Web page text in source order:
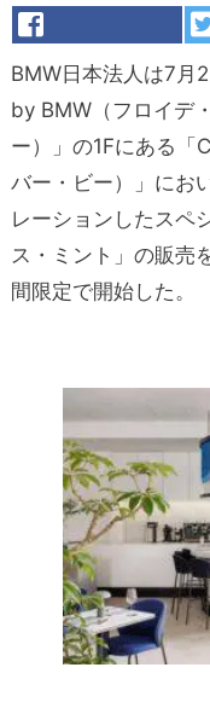
BMW日本法人は7月
by BMW（フロイデ
ー）」の1Fにある「
バー・ビー）」にお
レーションしたスペ
ス・ミント」の販売
間限定で開始した。